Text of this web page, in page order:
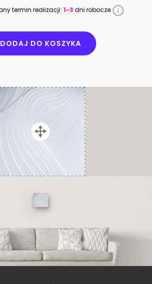
termin realizacji: 1-3 dni robocze
DODAJ DO KOSZYKA